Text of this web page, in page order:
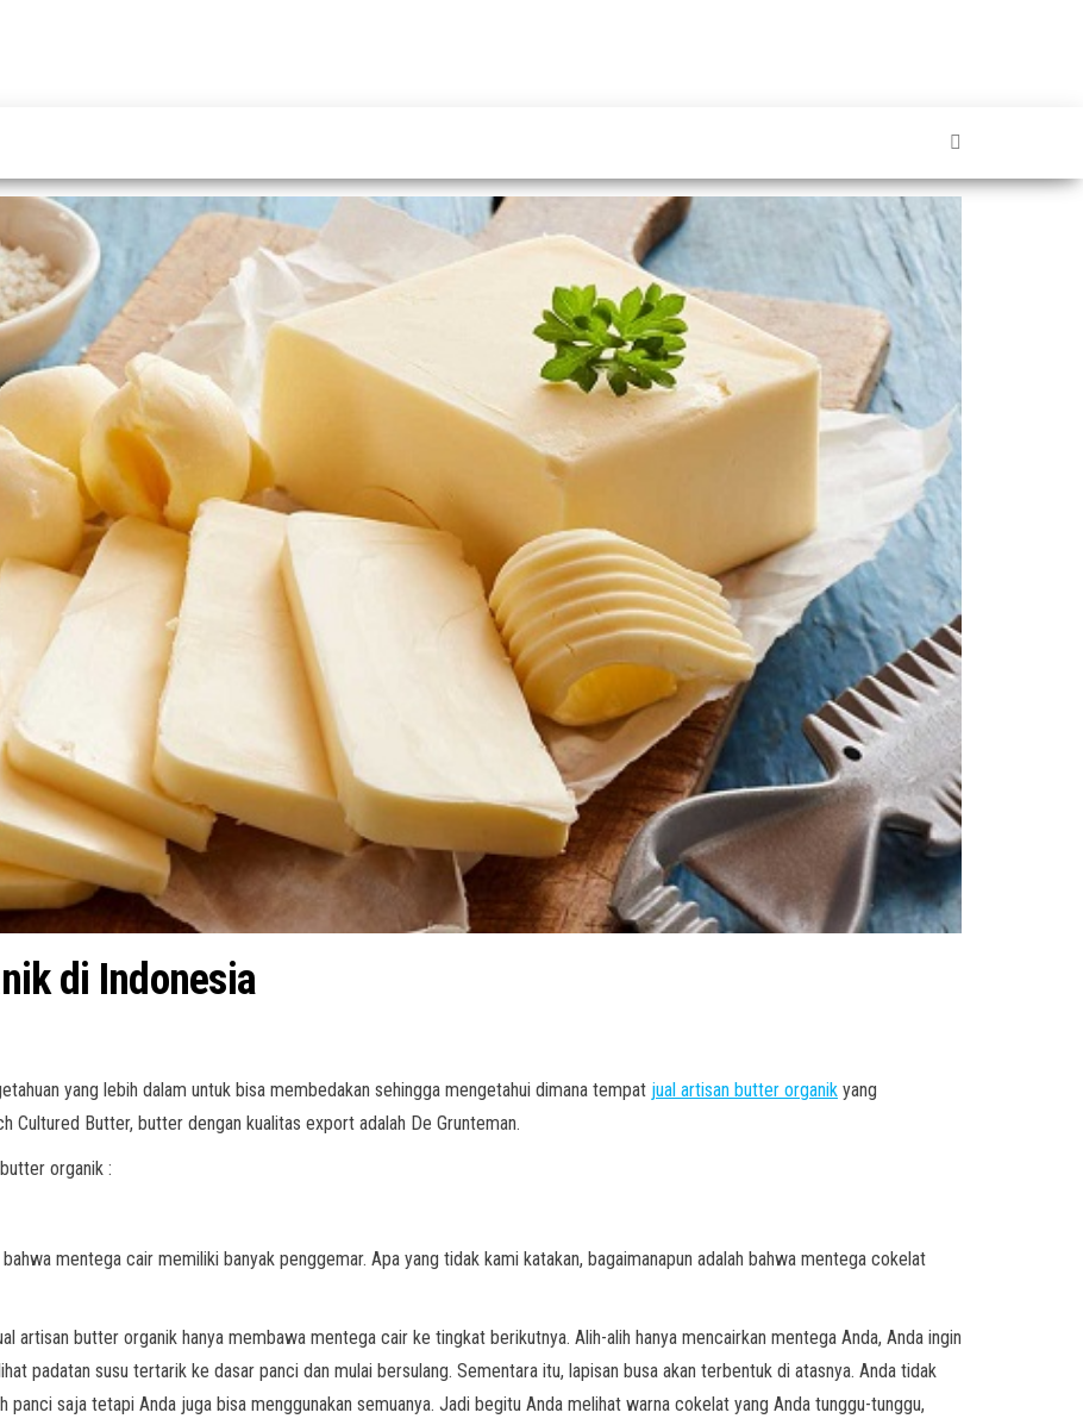
di Indonesia
yang lebih dalam untuk bisa membedakan sehingga mengetahui dimana tempat jual artisan butter organik yang
Cultured Butter, butter dengan kualitas export adalah De Grunteman.
organik :
mentega cair memiliki banyak penggemar. Apa yang tidak kami katakan, bagaimanapun adalah bahwa mentega cokelat
artisan butter organik hanya membawa mentega cair ke tingkat berikutnya. Alih-alih hanya mencairkan mentega Anda, Anda ingin
padatan susu tertarik ke dasar panci dan mulai bersulang. Sementara itu, lapisan busa akan terbentuk di atasnya. Anda tidak
panci saja tetapi Anda juga bisa menggunakan semuanya. Jadi begitu Anda melihat warna cokelat yang Anda tunggu-tunggu,